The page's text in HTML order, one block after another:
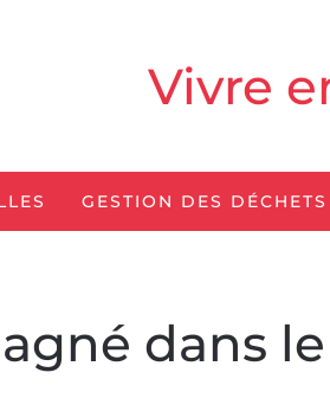
Vivre
GESTION DES DÉCHETS
dans